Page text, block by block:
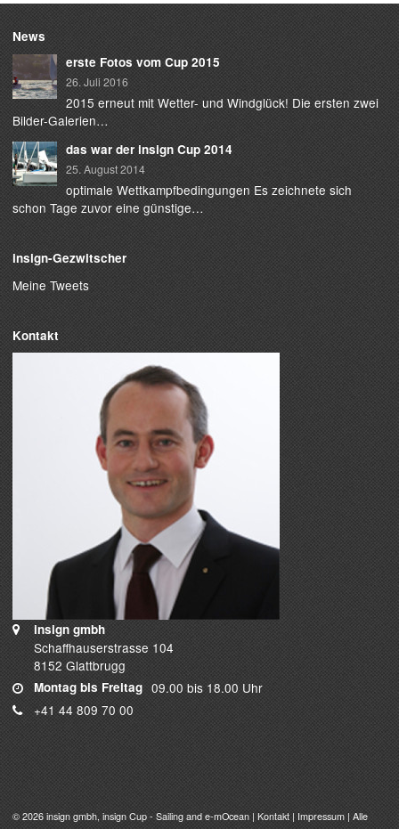
News
erste Fotos vom Cup 2015
26. Juli 2016
2015 erneut mit Wetter- und Windglück! Die ersten zwei
Bilder-Galerien…
das war der insign Cup 2014
25. August 2014
optimale Wettkampfbedingungen Es zeichnete sich
schon Tage zuvor eine günstige…
insign-Gezwitscher
Meine Tweets
Kontakt
insign gmbh
Schaffhauserstrasse 104
8152 Glattbrugg
Montag bis Freitag 09.00 bis 18.00 Uhr
+41 44 809 70 00
© 2026 insign gmbh, insign Cup - Sailing and e-mOcean | Kontakt | Impressum | Alle